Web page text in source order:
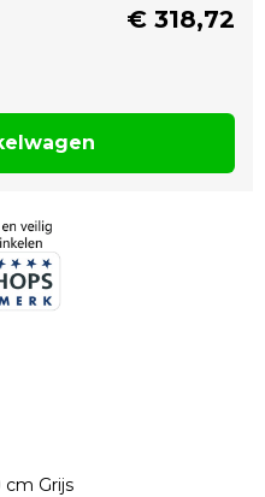
€ 318,72
cm Grijs